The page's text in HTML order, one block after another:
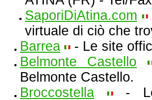
SaporiDiAtina.com
virtuale di ciò che
Barrea
- Le site
Belmonte Castello
Belmonte Castello.
Broccostella
- Le